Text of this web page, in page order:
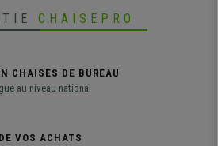
CHAISEPRO
CHAISES DE BUREAU
au niveau national
VOS ACHATS